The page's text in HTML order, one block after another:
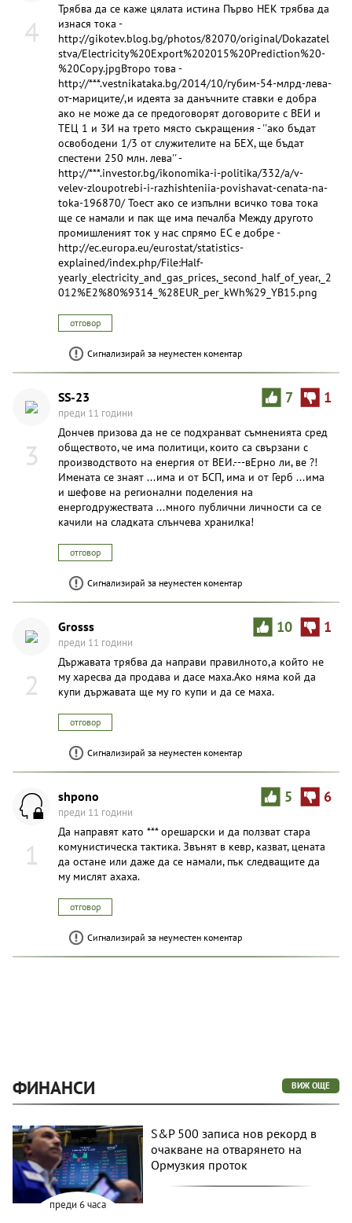
4
Трябва да се каже цялата истина Първо НЕК трябва да
изнася тока -
http://gikotev.blog.bg/photos/82070/original/Dokazatel
stva/Electricity%20Export%202015%20Prediction%20-
%20Copy.jpgВторо това -
http://***.vestnikataka.bg/2014/10/губим-54-млрд-лева-
от-мариците/,и идеята за данъчните ставки е добра
ако не може да се предоговорят договорите с ВЕИ и
ТЕЦ 1 и 3И на трето място съкращения - ''ако бъдат
освободени 1/3 от служителите на БЕХ, ще бъдат
спестени 250 млн. лева'' -
http://***.investor.bg/ikonomika-i-politika/332/a/v-
velev-zloupotrebi-i-razhishteniia-povishavat-cenata-na-
toka-196870/ Тоест ако се изпълни всичко това тока
ще се намали и пак ще има печалба Между другото
промишленият ток у нас спрямо ЕС е добре -
http://ec.europa.eu/eurostat/statistics-
explained/index.php/File:Half-
yearly_electricity_and_gas_prices,_second_half_of_year,_2
012%E2%80%9314_%28EUR_per_kWh%29_YB15.png
отговор
Сигнализирай за неуместен коментар
3
7 1
SS-23
преди 11 години
Дончев призова да не се подхранват съмненията сред
обществото, че има политици, които са свързани с
производството на енергия от ВЕИ.---вЕрно ли, ве ?!
Имената се знаят ...има и от БСП, има и от Герб ...има
и шефове на регионални поделения на
енергодружествата ...много публични личности са се
качили на сладката слънчева хранилка!
отговор
Сигнализирай за неуместен коментар
2
10 1
Grosss
преди 11 години
Държавата трябва да направи правилното,а който не
му харесва да продава и дасе маха.Ако няма кой да
купи държавата ще му го купи и да се маха.
отговор
Сигнализирай за неуместен коментар
1
5 6
shpono
преди 11 години
Да направят като *** орешарски и да ползват стара
комунистическа тактика. Звънят в кевр, казват, цената
да остане или даже да се намали, пък следващите да
му мислят ахаха.
отговор
Сигнализирай за неуместен коментар
ФИНАНСИ ВИЖ ОЩЕ
преди 6 часа
S&P 500 записа нов рекорд в
очакване на отварянето на
Ормузкия проток